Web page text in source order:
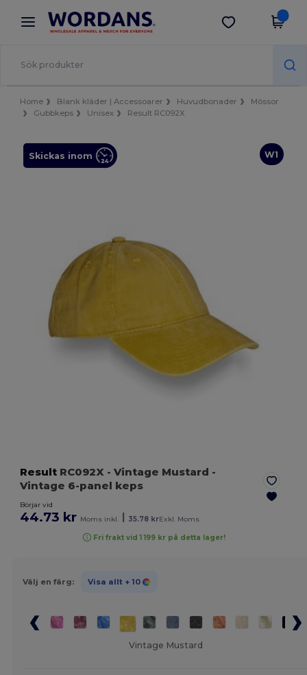
× Wordans-app
Bättre priser i appen!
Hämta app
Home Blank kläder | Accessoarer Huvudbonader
Mössor
Gubbkeps
Unisex Result RC092X
W1
Skickas inom
Result RC092X - Vintage Mustard -
Vintage 6-panel keps
Börjar vid
44.73 kr Moms inkl. 35.78 krExkl. Moms
Fri frakt vid 1 199 kr på detta lager!
Välj en färg: Visa allt + 10
Vintage Mustard